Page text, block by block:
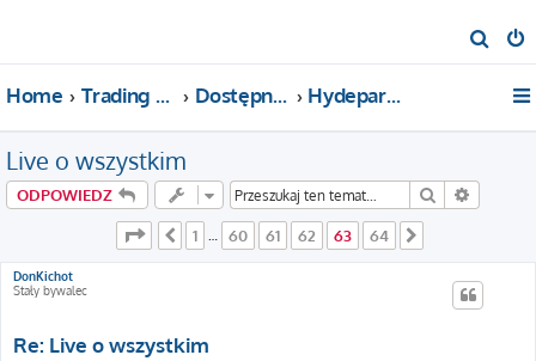
z
Home Trading For a Living Dostępne kategorie Hydepark (o wszystkim)
Live o wszystkim
ODPOWIEDZ Szukaj
Strona z64
Poprzednia
1 … 60 61 62 63 64
DonKichot
Stały bywalec
Re: Live o wszystkim